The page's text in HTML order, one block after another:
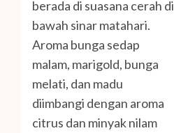
berada di suasana cerah di
bawah sinar matahari.
Aroma bunga sedap
malam, marigold, bunga
melati, dan madu
diimbangi dengan aroma
citrus dan minyak nilam